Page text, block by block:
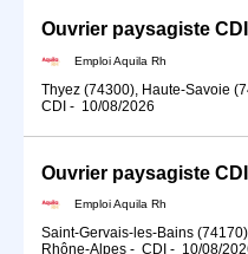
Ouvrier paysagiste
Emploi Aquila Rh
Thyez (74300), Haute-Savoie
CDI - 10/08/2026
Emploi Aquila Rh
Saint-Gervais-les-Bains
Rhône-Alpes - CDI - 10/08/